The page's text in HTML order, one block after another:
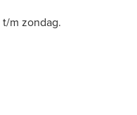
m zondag.